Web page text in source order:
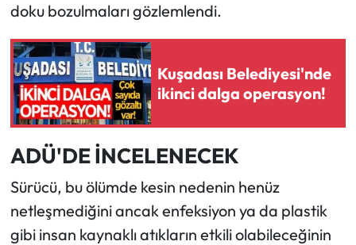
doku bozulmaları gözlemlendi.
Kuşadası Belediyesi'nde
ikinci dalga operasyon!
ADÜ'DE İNCELENECEK
Sürücü, bu ölümde kesin nedenin henüz
netleşmediğini ancak enfeksiyon ya da plastik
gibi insan kaynaklı atıkların etkili olabileceğinin